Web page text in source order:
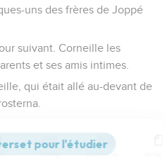
uns des frères de Joppé
suivant. Corneille les
et ses amis intimes.
qui était allé au-devant de
Commentaires Strong